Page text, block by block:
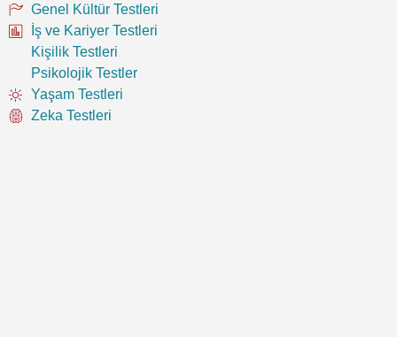
Genel Kültür Testleri
İş ve Kariyer Testleri
Kişilik Testleri
Psikolojik Testler
Yaşam Testleri
Zeka Testleri